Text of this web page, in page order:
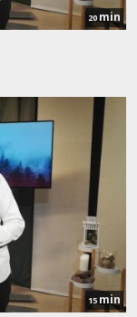
20 min
15 min